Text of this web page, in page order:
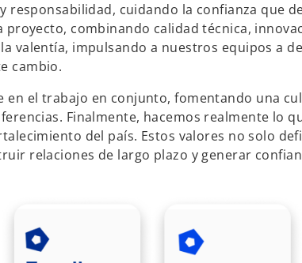
responsabilidad, cuidando la confianza que
proyecto, combinando calidad técnica,
valentía, impulsando a nuestros equipos a
cambio.
en el trabajo en conjunto, fomentando una
Finalmente, hacemos realmente lo
del país. Estos valores no solo
relaciones de largo plazo y generar